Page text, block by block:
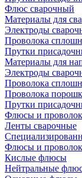
Флюс сварочный
Материалы для
Электроды
Проволока
Прутки
Материалы для
Электроды
Проволока
Проволока
Прутки
Флюсы и
Ленты сварочные
Флюсы и
Кислые флюсы
Нейтральные